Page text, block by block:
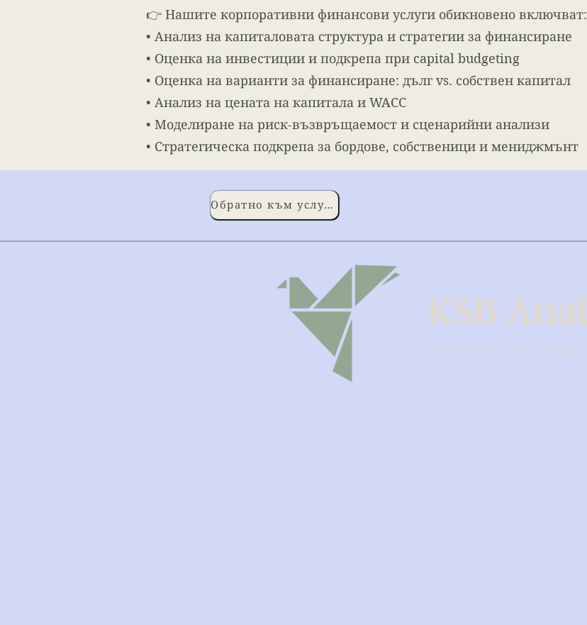
👉 Нашите корпоративни финансови услуги обикновено включват:
• Анализ на капиталовата структура и стратегии за финансиране
• Оценка на инвестиции и подкрепа при capital budgeting
• Оценка на варианти за финансиране: дълг vs. собствен капитал
• Анализ на цената на капитала и WACC
• Моделиране на риск-възвръщаемост и сценарийни анализи
• Стратегическа подкрепа за бордове, собственици и мениджмънт
Обратно към услугите